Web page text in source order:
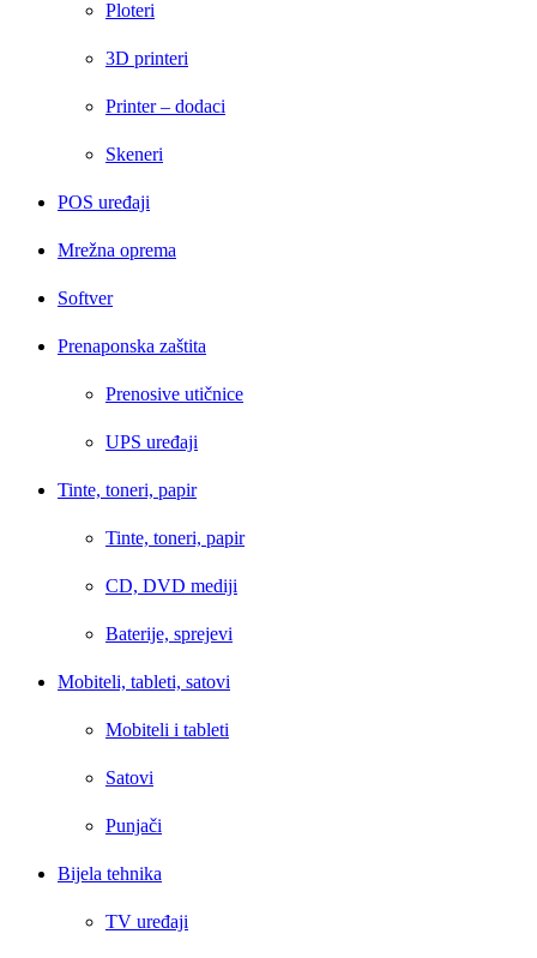
Ploteri
3D printeri
Printer – dodaci
Skeneri
POS uređaji
Mrežna oprema
Softver
Prenaponska zaštita
Prenosive utičnice
UPS uređaji
Tinte, toneri, papir
Tinte, toneri, papir
CD, DVD mediji
Baterije, sprejevi
Mobiteli, tableti, satovi
Mobiteli i tableti
Satovi
Punjači
Bijela tehnika
TV uređaji